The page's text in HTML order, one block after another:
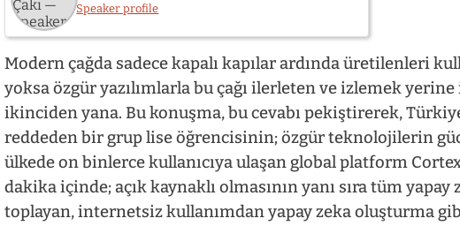
Speaker profile
Modern çağda sadece kapalı kapılar ardında üretilenleri
yoksa özgür yazılımlarla bu çağı ilerleten ve izlemek
ikinciden yana. Bu konuşma, bu cevabı pekiştirerek,
reddeden bir grup lise öğrencisinin; özgür teknolojilerin
ülkede on binlerce kullanıcıya ulaşan global platform
dakika içinde; açık kaynaklı olmasının yanı sıra tüm
toplayan, internetsiz kullanımdan yapay zeka oluşturma